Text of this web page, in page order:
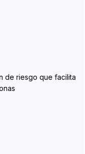
de riesgo que facilita